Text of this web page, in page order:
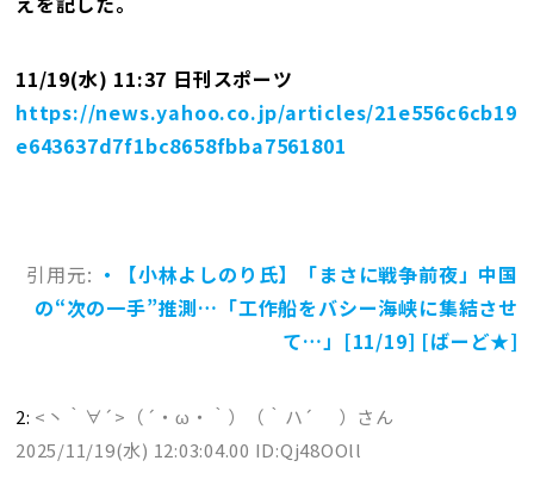
11/19(水) 11:37 日刊スポーツ
https://news.yahoo.co.jp/articles/21e556c6cb19
e643637d7f1bc8658fbba7561801
引用元: ・【小林よしのり氏】「まさに戦争前夜」中国
の“次の一手”推測…「工作船をバシー海峡に集結させ
て…」[11/19] [ばーど★]
2: <丶｀∀´>（´・ω・｀）（｀ハ´ ）さん
2025/11/19(水) 12:03:04.00 ID:Qj48OOll